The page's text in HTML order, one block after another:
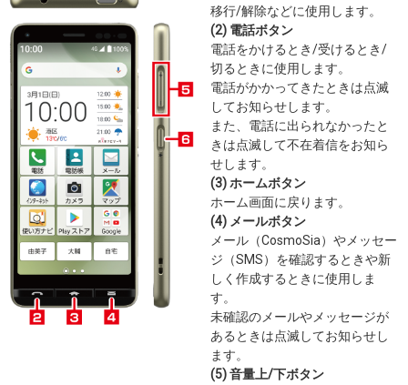
移行/解除などに使用します。
(2) 電話ボタン
電話をかけるとき/受けるとき/
切るときに使用します。
電話がかかってきたときは点滅
してお知らせします。
また、電話に出られなかったと
きは点滅して不在着信をお知ら
せします。
(3) ホームボタン
ホーム画面に戻ります。
(4) メールボタン
メール（CosmoSia）やメッセー
ジ（SMS）を確認するときや新
しく作成するときに使用しま
す。
未確認のメールやメッセージが
あるときは点滅してお知らせし
ます。
(5) 音量上/下ボタン